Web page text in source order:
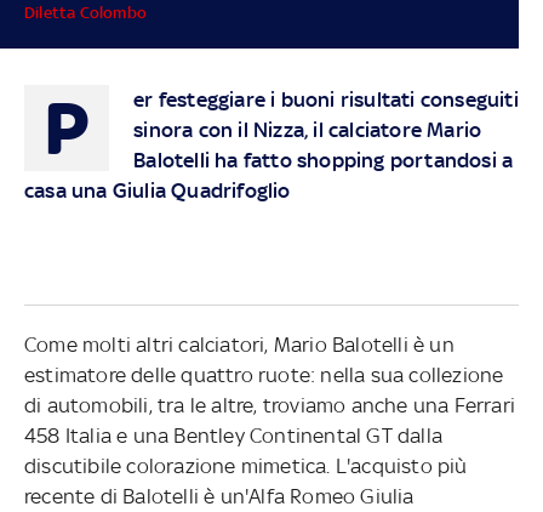
Diletta Colombo
P
er festeggiare i buoni risultati conseguiti
sinora con il Nizza, il calciatore Mario
Balotelli ha fatto shopping portandosi a
casa una Giulia Quadrifoglio
Come molti altri calciatori, Mario Balotelli è un
estimatore delle quattro ruote: nella sua collezione
di automobili, tra le altre, troviamo anche una Ferrari
458 Italia e una Bentley Continental GT dalla
discutibile colorazione mimetica. L'acquisto più
recente di Balotelli è un'Alfa Romeo Giulia